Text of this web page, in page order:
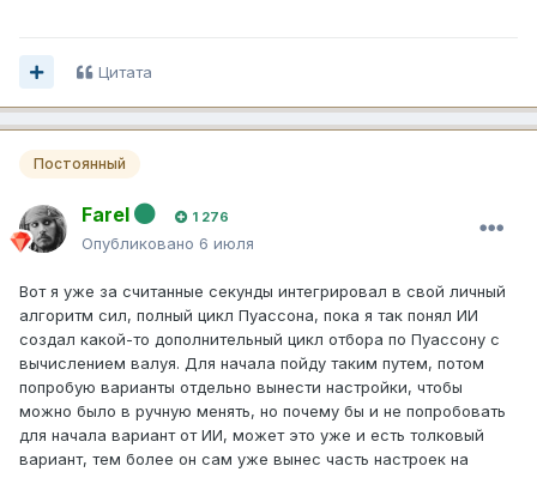
Цитата
Постоянный
Farel 1 276
Опубликовано 6 июля
Вот я уже за считанные секунды интегрировал в свой личный
алгоритм сил, полный цикл Пуассона, пока я так понял ИИ
создал какой-то дополнительный цикл отбора по Пуассону с
вычислением валуя. Для начала пойду таким путем, потом
попробую варианты отдельно вынести настройки, чтобы
можно было в ручную менять, но почему бы и не попробовать
для начала вариант от ИИ, может это уже и есть толковый
вариант, тем более он сам уже вынес часть настроек на